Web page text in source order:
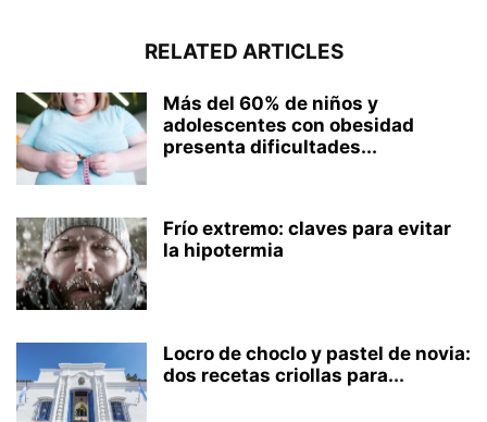
RELATED ARTICLES
Más del 60% de niños y
adolescentes con obesidad
presenta dificultades...
Frío extremo: claves para evitar
la hipotermia
Locro de choclo y pastel de novia:
dos recetas criollas para...